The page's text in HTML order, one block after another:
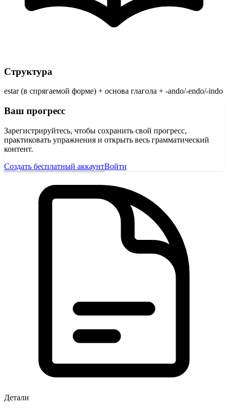
Структура
estar (в спрягаемой форме) + основа глагола + -ando/-endo/-indo
Ваш прогресс
Зарегистрируйтесь, чтобы сохранить свой прогресс,
практиковать упражнения и открыть весь грамматический
контент.
Создать бесплатный аккаунтВойти
Детали